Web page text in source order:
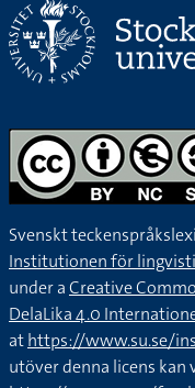
Svenskt
Institutionen för
under aCreative
DelaLika 4.0
athttps://www.su.se/
utöver denna licens kan